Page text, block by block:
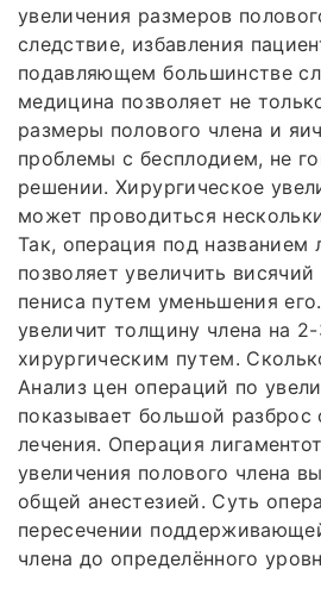
увеличения размеров
следствие, избавления
подавляющем большинстве
медицина позволяет не
размеры полового члена и
проблемы с бесплодием, не
решении. Хирургическое
может проводиться
Так, операция под названием
позволяет увеличить
пениса путем уменьшения
увеличит толщину члена на
хирургическим путем.
Анализ цен операций по
показывает большой разброс
лечения. Операция
увеличения полового члена
общей анестезией. Суть
пересечении
члена до определённого